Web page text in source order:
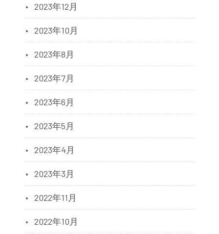
2023年12月
2023年10月
2023年8月
2023年7月
2023年6月
2023年5月
2023年4月
2023年3月
2022年11月
2022年10月